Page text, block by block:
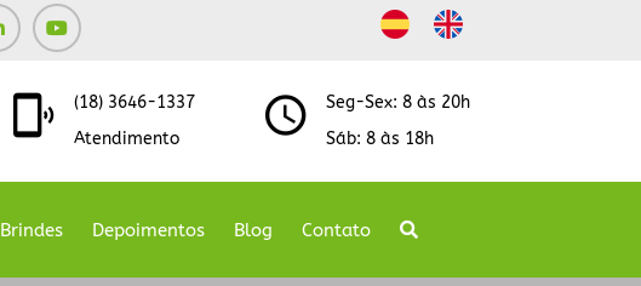
(18) 3646-1337
Atendimento
Seg-Sex: 8 às 20h
Sáb: 8 às 18h
Brindes Depoimentos Blog Contato